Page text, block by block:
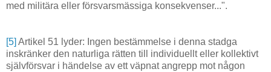
med militära eller försvarsmässiga konsekvenser...".
[5] Artikel 51 lyder: Ingen bestämmelse i denna stadga
inskränker den naturliga rätten till individuellt eller kollektivt
självförsvar i händelse av ett väpnat angrepp mot någon